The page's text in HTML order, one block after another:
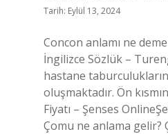
Tarih: Eylül 13, 2024
Concon anlamı ne
İngilizce Sözlük –
hastane
oluşmaktadır. Ön
Fiyatı – Şenses
Çomu ne anlama